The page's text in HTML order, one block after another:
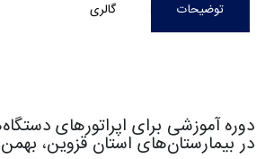
توضیحات گالری
دوره آموزشی برای اپراتورهای
در بیمارستان‌های استان قزوین، بهمن ۱۴۰۱